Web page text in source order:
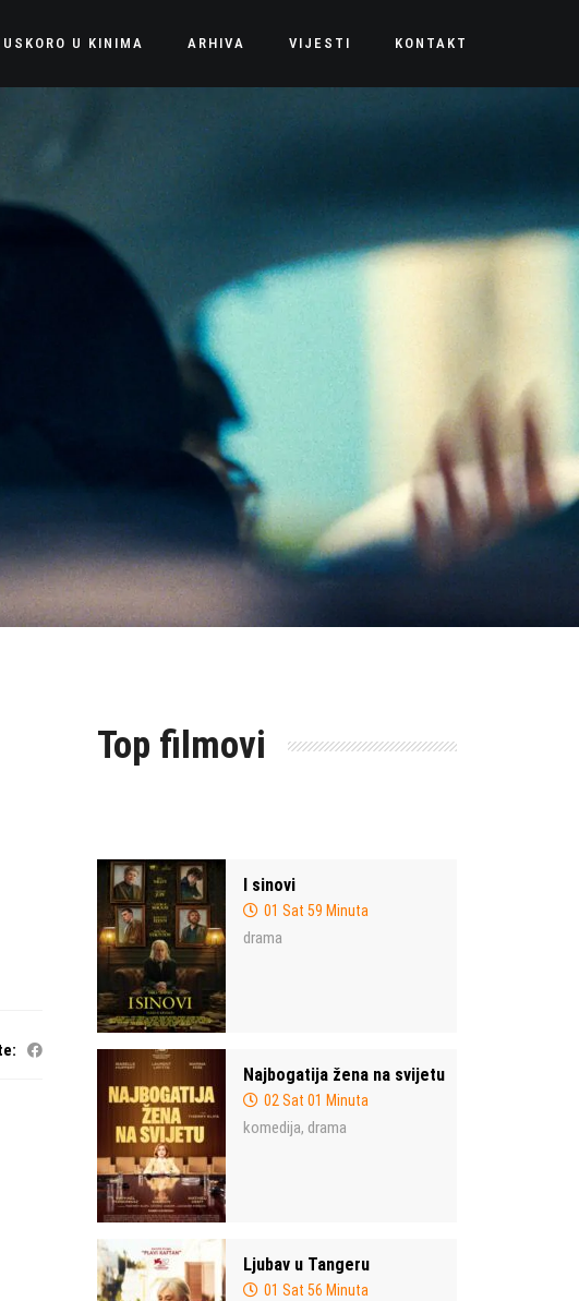
USKORO U KINIMA ARHIVA VIJESTI KONTAKT
Top filmovi
I sinovi
01 Sat 59 Minuta
drama
Najbogatija žena na svijetu
02 Sat 01 Minuta
komedija, drama
Ljubav u Tangeru
01 Sat 56 Minuta